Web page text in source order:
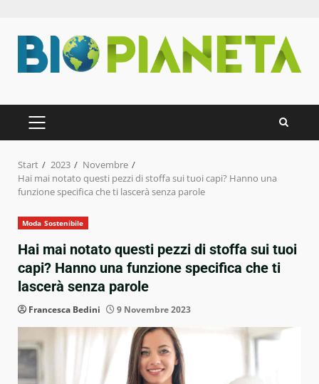
Inhalt
springen
PRIMÄRES
MENÜ
Start 2023
Novembre
Hai mai notato questi pezzi di stoffa sui tuoi capi? Hanno una
funzione specifica che ti lascerà senza parole
Moda Sostenibile
Hai mai notato questi pezzi di stoffa sui tuoi
capi? Hanno una funzione specifica che ti
lascerà senza parole
Francesca Bedini 9 Novembre 2023